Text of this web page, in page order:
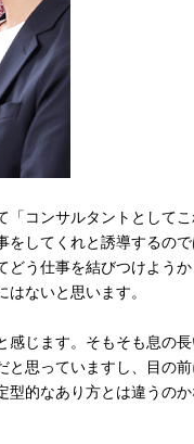
「コンサルタントとして
をしてくれと誘導するので
う仕事を結びつけようか
ないと思います。
感じます。そもそも息の
と思っていますし、目の前
型的なあり方とは違うのか